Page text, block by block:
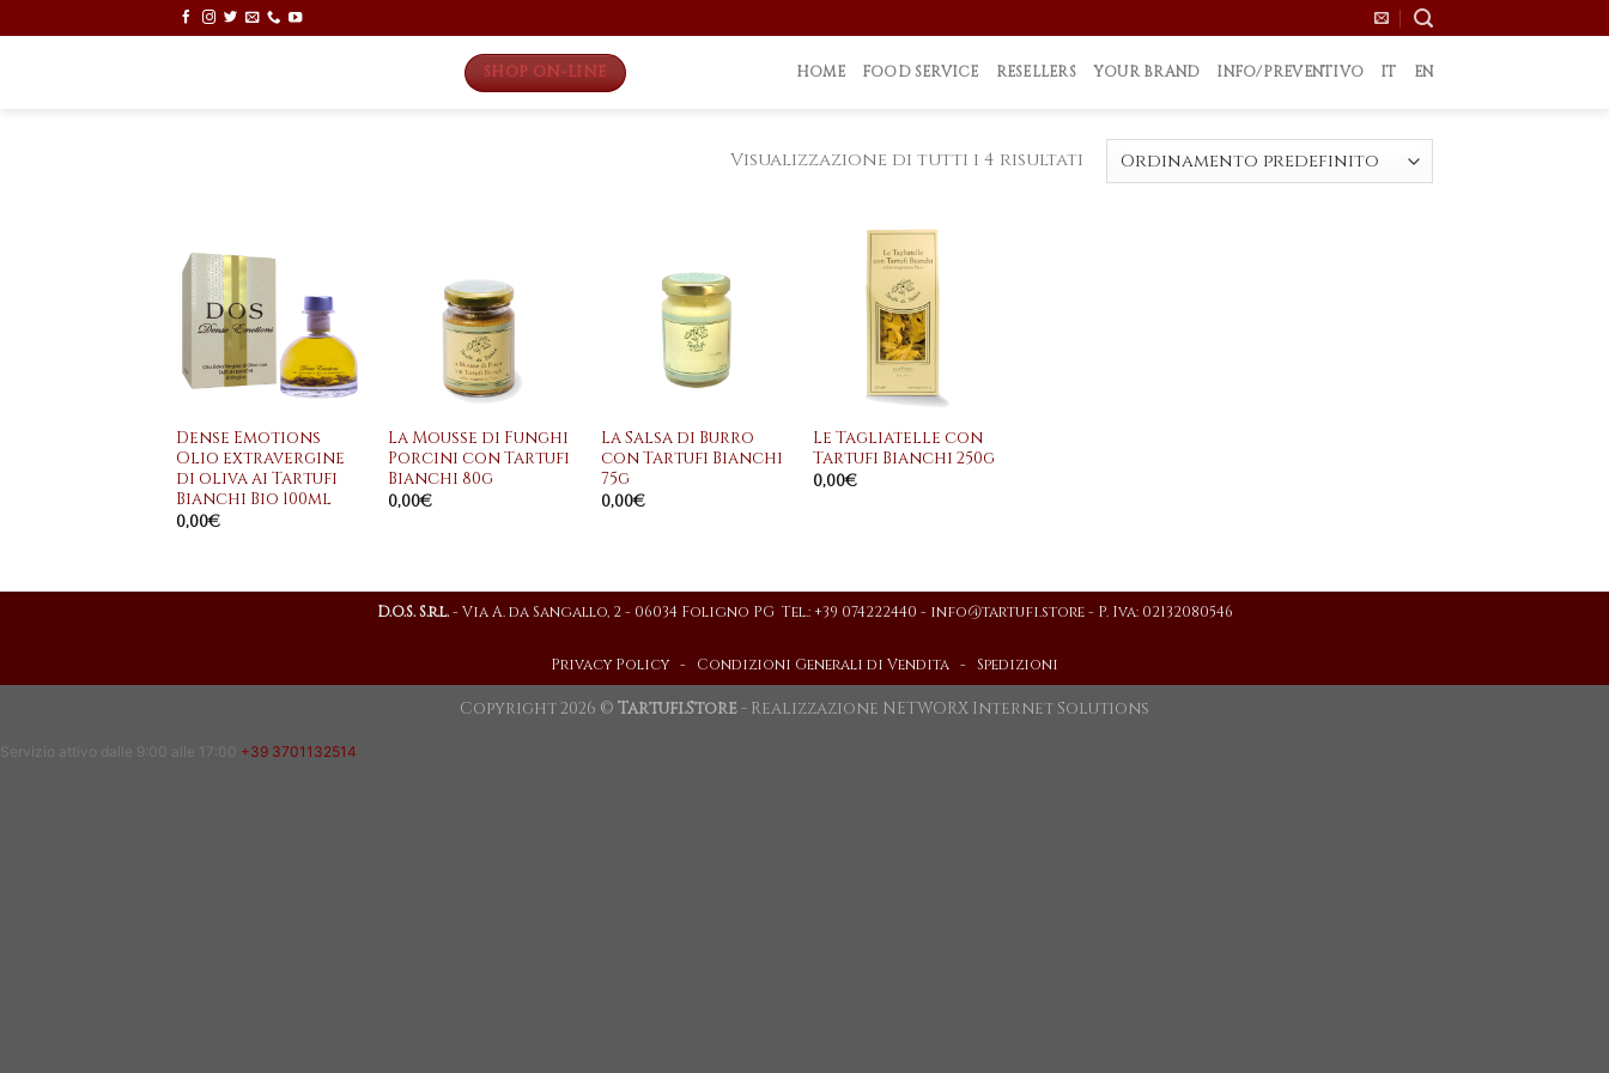
to
SHOP ON-LINE HOME FOOD SERVICE RESELLERS YOUR BRAND INFO/PREVENTIVO IT EN
Visualizzazione di tutti i 4 risultati
Aggiungi
alla
lista dei
desideri
+
Dense Emotions
Olio extravergine
di oliva ai Tartufi
Bianchi Bio 100ml
0,00€
Aggiungi
lista dei
desideri
La Mousse di Funghi
Porcini con Tartufi
Bianchi 80g
0,00€
Aggiungi
lista dei
desideri
La Salsa di Burro
con Tartufi Bianchi
75g
0,00€
Aggiungi
lista dei
Le Tagliatelle con
Tartufi Bianchi 250g
0,00€
D.O.S. S.r.l.- Via A. da Sangallo, 2 - 06034 Foligno PG Tel.: +39 074222440 - info@tartufi.store- P. Iva: 02132080546
Privacy Policy - Condizioni Generali di Vendita - Spedizioni
Copyright 2026 © Tartufi.Store- Realizzazione NETWORX Internet Solutions
Servizio attivo dalle 9:00 alle 17:00 +39 3701132514